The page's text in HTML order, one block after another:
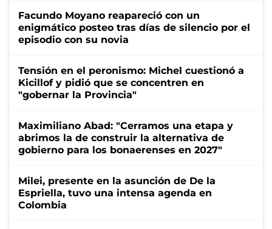
Facundo Moyano reapareció con un
enigmático posteo tras días de silencio por el
episodio con su novia
Tensión en el peronismo: Michel cuestionó a
Kicillof y pidió que se concentren en
"gobernar la Provincia"
Maximiliano Abad: "Cerramos una etapa y
abrimos la de construir la alternativa de
gobierno para los bonaerenses en 2027"
Milei, presente en la asunción de De la
Espriella, tuvo una intensa agenda en
Colombia